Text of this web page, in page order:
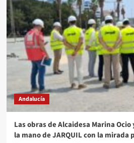
Andalucía
Las obras de Alcaidesa Marina
la mano de JARQUIL con la mirada